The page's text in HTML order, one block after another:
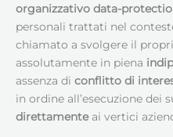
organizzativo data-
personali trattati nel
chiamato a svolgere il
assolutamente in piena
assenza di conflitto di
in ordine all’esecuzione dei
direttamenteai vertici